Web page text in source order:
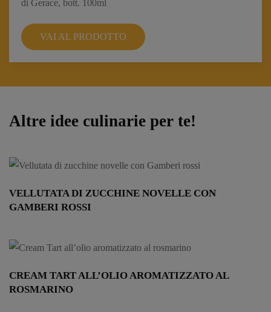
di Gerace, bott. 100ml
VAI AL PRODOTTO
Altre idee culinarie per te!
VELLUTATA DI ZUCCHINE NOVELLE CON
GAMBERI ROSSI
CREAM TART ALL’OLIO AROMATIZZATO AL
ROSMARINO